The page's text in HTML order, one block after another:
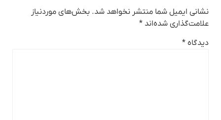
نشانی ایمیل شما منتشر نخواهد شد. بخش‌های موردنیاز
علامت‌گذاری شده‌اند *
دیدگاه *